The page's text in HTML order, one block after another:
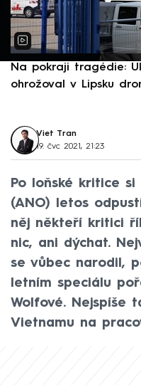
Na pokraji tragédie:
ohrožoval v Lipsku
Viet Tran
19. čvc 2021, 21:23
Po loňské kritice
(ANO) letos
něj někteří kritici
nic, ani dýchat.
se vůbec narodil,
letním speciálu
Wolfové. Nejspíše
Vietnamu na